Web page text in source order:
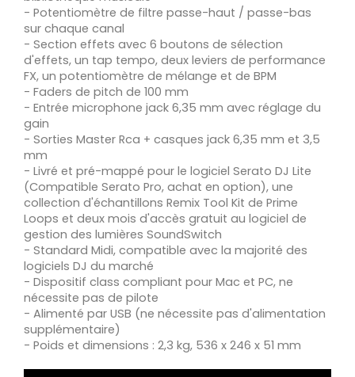
- Potentiomètre de filtre passe-haut / passe-bas
sur chaque canal
- Section effets avec 6 boutons de sélection
d'effets, un tap tempo, deux leviers de performance
FX, un potentiomètre de mélange et de BPM
- Faders de pitch de 100 mm
- Entrée microphone jack 6,35 mm avec réglage du
gain
- Sorties Master Rca + casques jack 6,35 mm et 3,5
mm
- Livré et pré-mappé pour le logiciel Serato DJ Lite
(Compatible Serato Pro, achat en option), une
collection d'échantillons Remix Tool Kit de Prime
Loops et deux mois d'accès gratuit au logiciel de
gestion des lumières SoundSwitch
- Standard Midi, compatible avec la majorité des
logiciels DJ du marché
- Dispositif class compliant pour Mac et PC, ne
nécessite pas de pilote
- Alimenté par USB (ne nécessite pas d'alimentation
supplémentaire)
- Poids et dimensions : 2,3 kg, 536 x 246 x 51 mm